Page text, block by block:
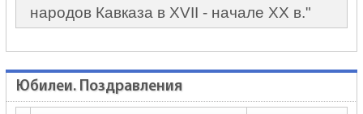
народов Кавказа в XVII - начале XX в."
Юбилеи. Поздравления